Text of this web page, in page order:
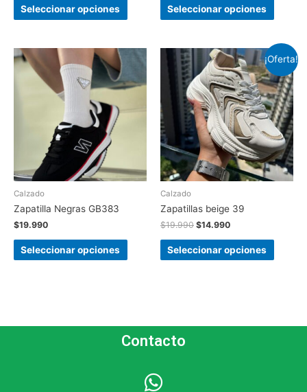
Seleccionar opciones Seleccionar opciones
Calzado
Zapatilla Negras GB383
$19.990
Seleccionar opciones
¡Oferta!
Calzado
Zapatillas beige 39
$19.990 $14.990
Seleccionar opciones
Contacto